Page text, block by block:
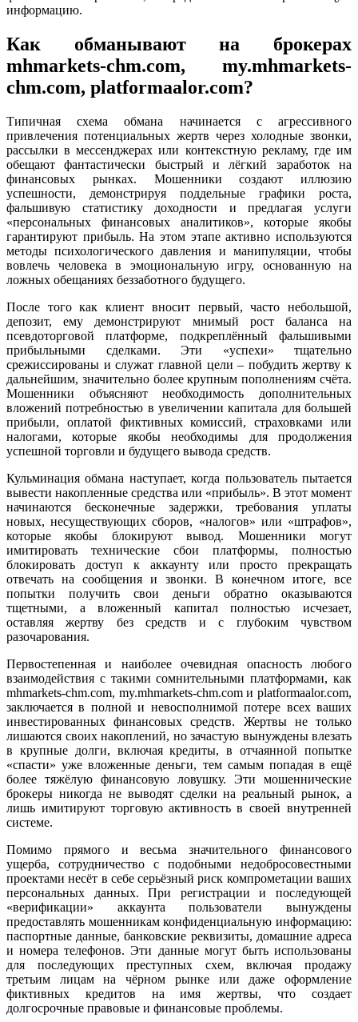
информацию.
Как обманывают на брокерах
mhmarkets-chm.com, my.mhmarkets-
chm.com, platformaalor.com?
Типичная схема обмана начинается с агрессивного
привлечения потенциальных жертв через холодные звонки,
рассылки в мессенджерах или контекстную рекламу, где им
обещают фантастически быстрый и лёгкий заработок на
финансовых рынках. Мошенники создают иллюзию
успешности, демонстрируя поддельные графики роста,
фальшивую статистику доходности и предлагая услуги
«персональных финансовых аналитиков», которые якобы
гарантируют прибыль. На этом этапе активно используются
методы психологического давления и манипуляции, чтобы
вовлечь человека в эмоциональную игру, основанную на
ложных обещаниях беззаботного будущего.
После того как клиент вносит первый, часто небольшой,
депозит, ему демонстрируют мнимый рост баланса на
псевдоторговой платформе, подкреплённый фальшивыми
прибыльными сделками. Эти «успехи» тщательно
срежиссированы и служат главной цели – побудить жертву к
дальнейшим, значительно более крупным пополнениям счёта.
Мошенники объясняют необходимость дополнительных
вложений потребностью в увеличении капитала для большей
прибыли, оплатой фиктивных комиссий, страховками или
налогами, которые якобы необходимы для продолжения
успешной торговли и будущего вывода средств.
Кульминация обмана наступает, когда пользователь пытается
вывести накопленные средства или «прибыль». В этот момент
начинаются бесконечные задержки, требования уплаты
новых, несуществующих сборов, «налогов» или «штрафов»,
которые якобы блокируют вывод. Мошенники могут
имитировать технические сбои платформы, полностью
блокировать доступ к аккаунту или просто прекращать
отвечать на сообщения и звонки. В конечном итоге, все
попытки получить свои деньги обратно оказываются
тщетными, а вложенный капитал полностью исчезает,
оставляя жертву без средств и с глубоким чувством
разочарования.
Первостепенная и наиболее очевидная опасность любого
взаимодействия с такими сомнительными платформами, как
mhmarkets-chm.com, my.mhmarkets-chm.com и platformaalor.com,
заключается в полной и невосполнимой потере всех ваших
инвестированных финансовых средств. Жертвы не только
лишаются своих накоплений, но зачастую вынуждены влезать
в крупные долги, включая кредиты, в отчаянной попытке
«спасти» уже вложенные деньги, тем самым попадая в ещё
более тяжёлую финансовую ловушку. Эти мошеннические
брокеры никогда не выводят сделки на реальный рынок, а
лишь имитируют торговую активность в своей внутренней
системе.
Помимо прямого и весьма значительного финансового
ущерба, сотрудничество с подобными недобросовестными
проектами несёт в себе серьёзный риск компрометации ваших
персональных данных. При регистрации и последующей
«верификации» аккаунта пользователи вынуждены
предоставлять мошенникам конфиденциальную информацию:
паспортные данные, банковские реквизиты, домашние адреса
и номера телефонов. Эти данные могут быть использованы
для последующих преступных схем, включая продажу
третьим лицам на чёрном рынке или даже оформление
фиктивных кредитов на имя жертвы, что создает
долгосрочные правовые и финансовые проблемы.